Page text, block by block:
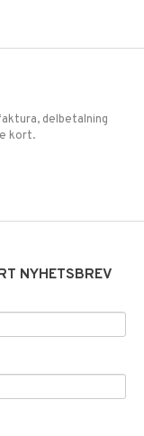
delbetalning
kort.
NYHETSBREV